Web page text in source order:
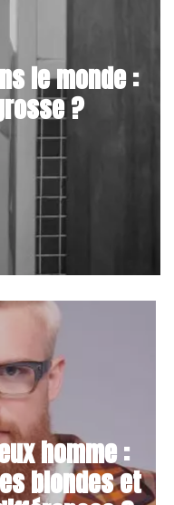
le monde :
?
homme :
blondes et